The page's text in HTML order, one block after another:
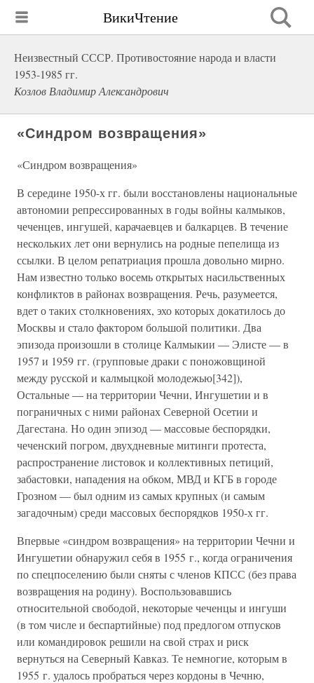
ВикиЧтение
Неизвестный СССР. Противостояние народа и власти
1953-1985 гг.
Козлов Владимир Александрович
«Синдром возвращения»
«Синдром возвращения»
В середине 1950-х гг. были восстановлены национальные
автономии репрессированных в годы войны калмыков,
чеченцев, ингушей, карачаевцев и балкарцев. В течение
нескольких лет они вернулись на родные пепелища из
ссылки. В целом репатриация прошла довольно мирно.
Нам известно только восемь открытых насильственных
конфликтов в районах возвращения. Речь, разумеется,
вдет о таких столкновениях, эхо которых докатилось до
Москвы и стало фактором большой политики. Два
эпизода произошли в столице Калмыкии — Элисте — в
1957 и 1959 гг. (групповые драки с поножовщиной
между русской и калмыцкой молодежью[342]),
Остальные — на территории Чечни, Ингушетии и в
пограничных с ними районах Северной Осетии и
Дагестана. Но один эпизод — массовые беспорядки,
чеченский погром, двухдневные митинги протеста,
распространение листовок и коллективных петиций,
забастовки, нападения на обком, МВД и КГБ в городе
Грозном — был одним из самых крупных (и самым
загадочным) среди массовых беспорядков 1950-х гг.
Впервые «синдром возвращения» на территории Чечни и
Ингушетии обнаружил себя в 1955 г., когда ограничения
по спецпоселению были сняты с членов КПСС (без права
возвращения на родину). Воспользовавшись
относительной свободой, некоторые чеченцы и ингуши
(в том числе и беспартийные) под предлогом отпусков
или командировок решили на свой страх и риск
вернуться на Северный Кавказ. Те немногие, которым в
1955 г. удалось пробраться через кордоны в Чечню,